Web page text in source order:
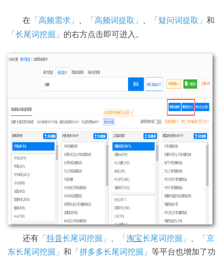
在 「高频需求」 、 「高频词提取」 、 「疑问词提取」 和
「长尾词挖掘」 的右方点击即可进入。
还有 「抖音长尾词挖掘」 、 「淘宝长尾词挖掘」 、
「京
东长尾词挖掘」 和 「拼多多长尾词挖掘」 等平台也增加了功